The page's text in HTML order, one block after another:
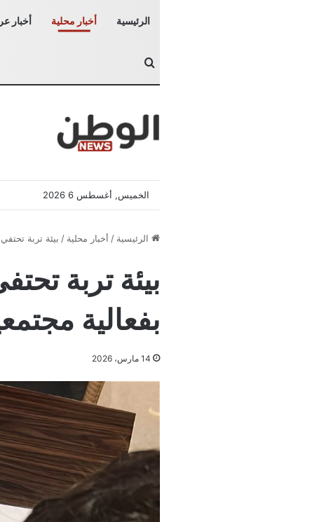
الرئيسية أخبار محلية أخبار
بحث عن
الخميس, أغسطس 6 2026
الرئيسية / أخبار محلية / بيئة تربة
بيئة تربة
بفعالية
14 مارس، 2026